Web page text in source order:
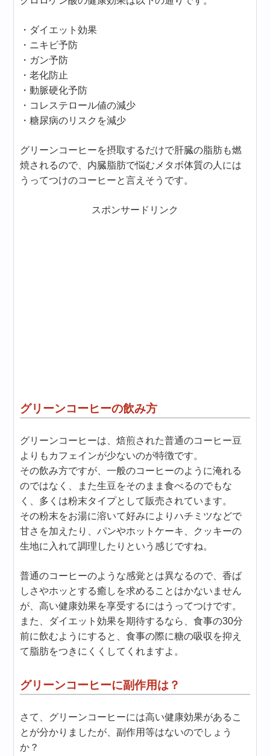
・ダイエット効果
・ニキビ予防
・ガン予防
・老化防止
・動脈硬化予防
・コレステロール値の減少
・糖尿病のリスクを減少
グリーンコーヒーを摂取するだけで肝臓の脂肪も燃
焼されるので、内臓脂肪で悩むメタボ体質の人には
うってつけのコーヒーと言えそうです。
スポンサードリンク
グリーンコーヒーの飲み方
グリーンコーヒーは、焙煎された普通のコーヒー豆
よりもカフェインが少ないのが特徴です。
その飲み方ですが、一般のコーヒーのように淹れる
のではなく、また生豆をそのまま食べるのでもな
く、多くは粉末タイプとして販売されています。
その粉末をお湯に溶いて好みによりハチミツなどで
甘さを加えたり、パンやホットケーキ、クッキーの
生地に入れて調理したりという感じですね。
普通のコーヒーのような感覚とは異なるので、香ば
しさやホッとする癒しを求めることはかないません
が、高い健康効果を享受するにはうってつけです。
また、ダイエット効果を期待するなら、食事の30分
前に飲むようにすると、食事の際に糖の吸収を抑え
て脂肪をつきにくくしてくれますよ。
グリーンコーヒーに副作用は？
さて、グリーンコーヒーには高い健康効果があるこ
とが分かりましたが、副作用等はないのでしょう
か？